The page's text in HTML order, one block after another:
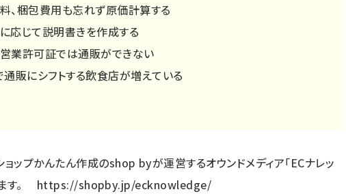
、梱包費用も忘れず原価計算する
応じて説明書きを作成する
業許可証では通販ができない
販にシフトする飲食店が増えている
ョップかんたん作成のshop byが運営するオウンドメディア「ECナレッ
す。 https://shopby.jp/ecknowledge/